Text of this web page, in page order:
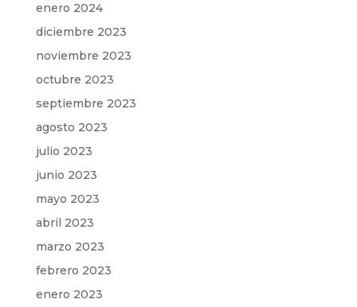
enero 2024
diciembre 2023
noviembre 2023
octubre 2023
septiembre 2023
agosto 2023
julio 2023
junio 2023
mayo 2023
abril 2023
marzo 2023
febrero 2023
enero 2023